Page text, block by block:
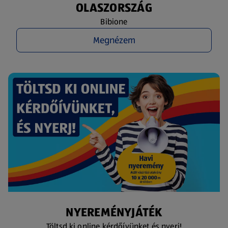
OLASZORSZÁG
Bibione
Megnézem
NYEREMÉNYJÁTÉK